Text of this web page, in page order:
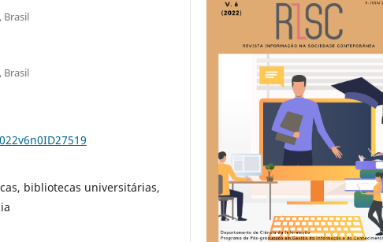
Brasil
Brasil
bibliotecas universitárias,